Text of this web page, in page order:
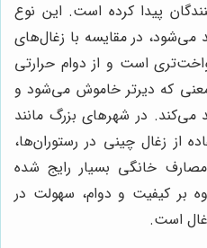
پیدا کرده است. این نوع
می‌شود، در مقایسه با زغال‌های
است و از دوام حرارتی
معنی که دیرتر خاموش می‌شود و
می‌کند. در شهرهای بزرگ مانند
از زغال چینی در رستوران‌ها،
خانگی بسیار رایج شده
بر کیفیت و دوام، سهولت در
است.